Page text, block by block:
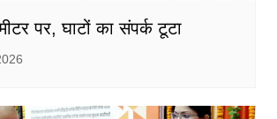
पर, घाटों का संपर्क टूटा